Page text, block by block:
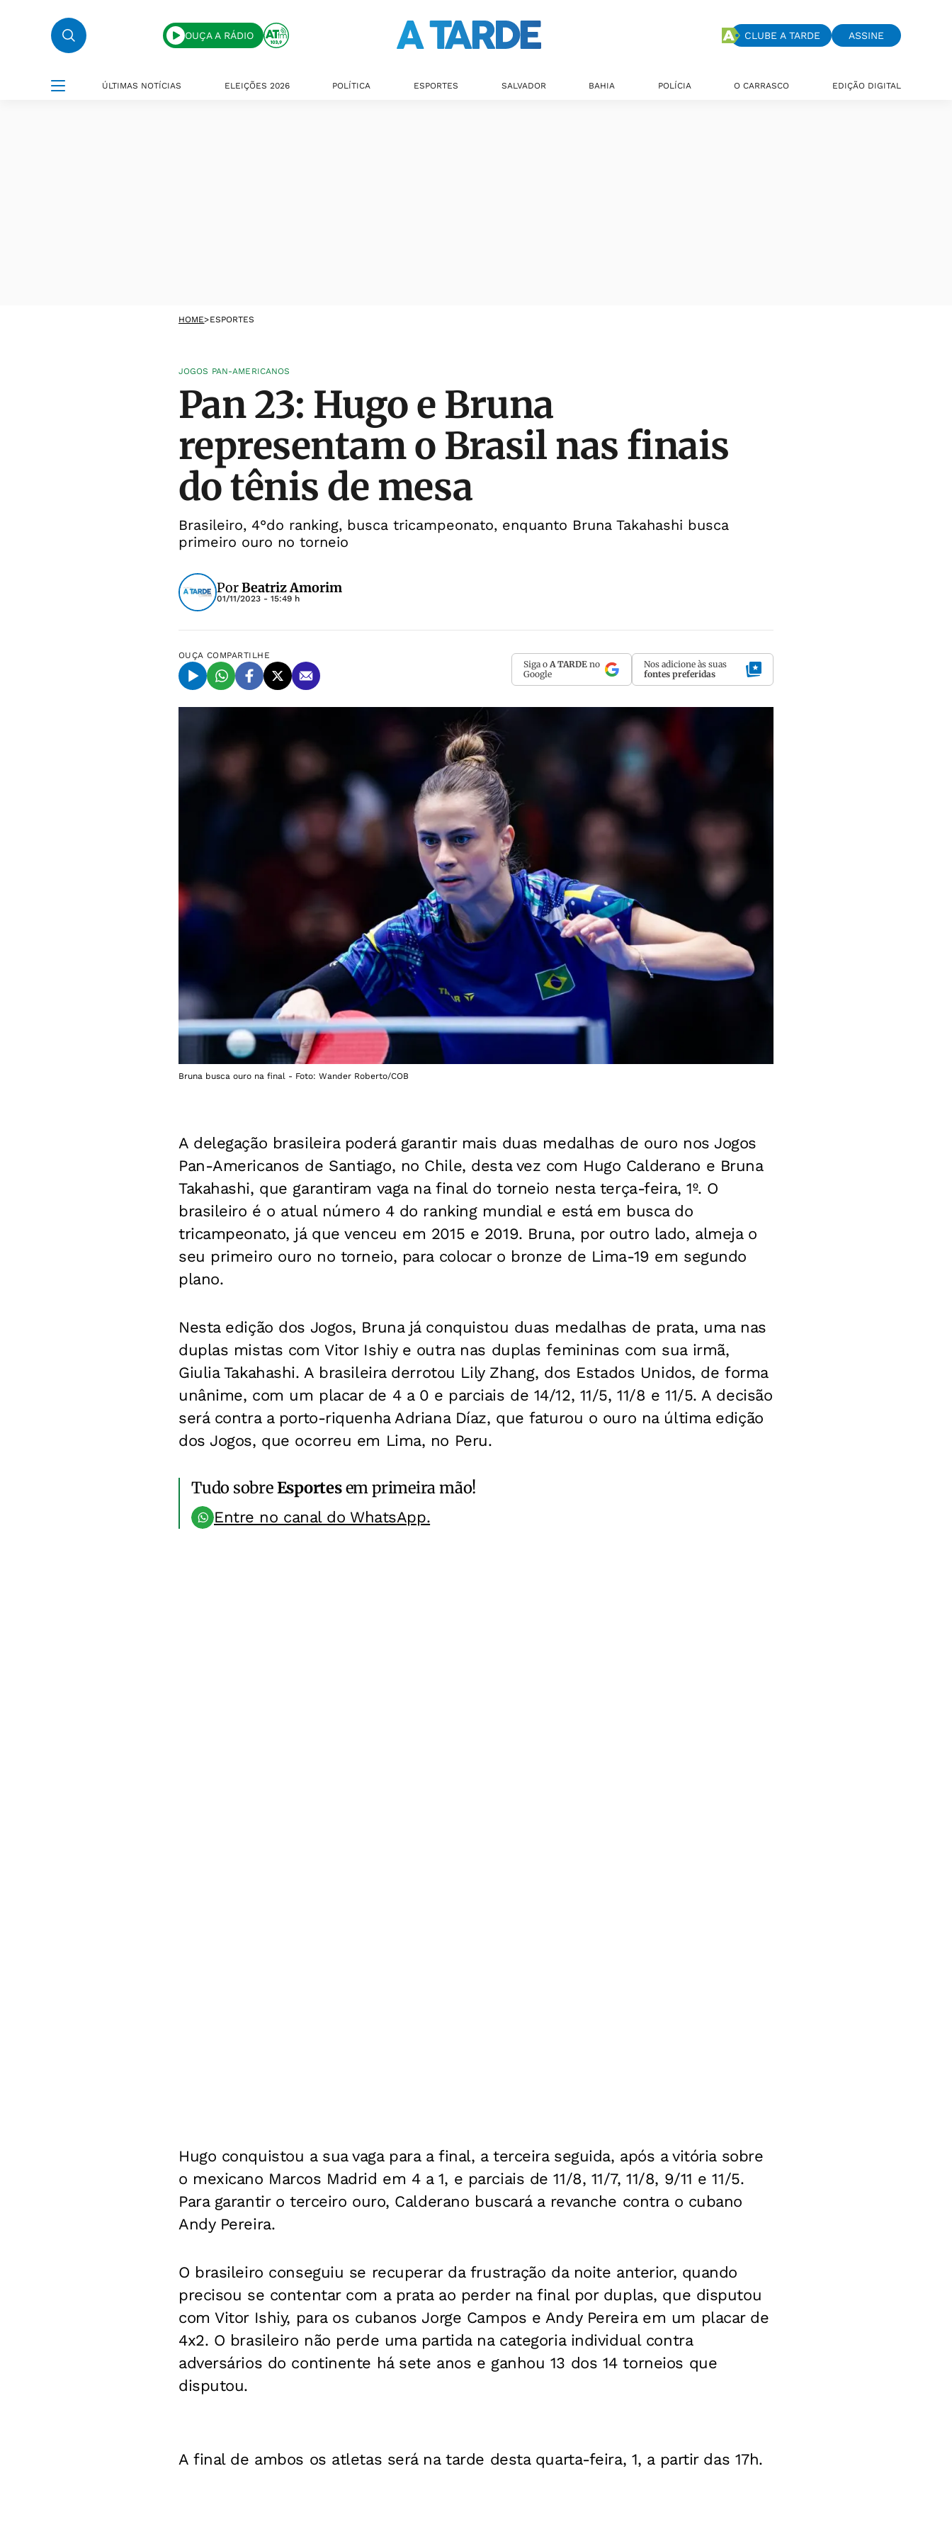
OUÇA A RÁDIO CLUBE A TARDE ASSINE
ÚLTIMAS NOTÍCIAS ELEIÇÕES 2026 POLÍTICA ESPORTES SALVADOR BAHIA POLÍCIA O CARRASCO EDIÇÃO DIGITAL
HOME>ESPORTES
JOGOS PAN-AMERICANOS
Pan 23: Hugo e Bruna
representam o Brasil nas finais
do tênis de mesa
Brasileiro, 4°do ranking, busca tricampeonato, enquanto Bruna Takahashi busca
primeiro ouro no torneio
PorBeatriz Amorim
01/11/2023 - 15:49 h
OUÇA COMPARTILHE
Siga o A TARDE no
Google
Nos adicione às suas
fontes preferidas
Bruna busca ouro na final - Foto: Wander Roberto/COB
A delegação brasileira poderá garantir mais duas medalhas de ouro nos Jogos
Pan-Americanos de Santiago, no Chile, desta vez com Hugo Calderano e Bruna
Takahashi, que garantiram vaga na final do torneio nesta terça-feira, 1º. O
brasileiro é o atual número 4 do ranking mundial e está em busca do
tricampeonato, já que venceu em 2015 e 2019. Bruna, por outro lado, almeja o
seu primeiro ouro no torneio, para colocar o bronze de Lima-19 em segundo
plano.
Nesta edição dos Jogos, Bruna já conquistou duas medalhas de prata, uma nas
duplas mistas com Vitor Ishiy e outra nas duplas femininas com sua irmã,
Giulia Takahashi. A brasileira derrotou Lily Zhang, dos Estados Unidos, de forma
unânime, com um placar de 4 a 0 e parciais de 14/12, 11/5, 11/8 e 11/5. A decisão
será contra a porto-riquenha Adriana Díaz, que faturou o ouro na última edição
dos Jogos, que ocorreu em Lima, no Peru.
Tudo sobreEsportesem primeira mão!
Entre no canal do WhatsApp.
Hugo conquistou a sua vaga para a final, a terceira seguida, após a vitória sobre
o mexicano Marcos Madrid em 4 a 1, e parciais de 11/8, 11/7, 11/8, 9/11 e 11/5.
Para garantir o terceiro ouro, Calderano buscará a revanche contra o cubano
Andy Pereira.
O brasileiro conseguiu se recuperar da frustração da noite anterior, quando
precisou se contentar com a prata ao perder na final por duplas, que disputou
com Vitor Ishiy, para os cubanos Jorge Campos e Andy Pereira em um placar de
4x2. O brasileiro não perde uma partida na categoria individual contra
adversários do continente há sete anos e ganhou 13 dos 14 torneios que
disputou.
A final de ambos os atletas será na tarde desta quarta-feira, 1, a partir das 17h.